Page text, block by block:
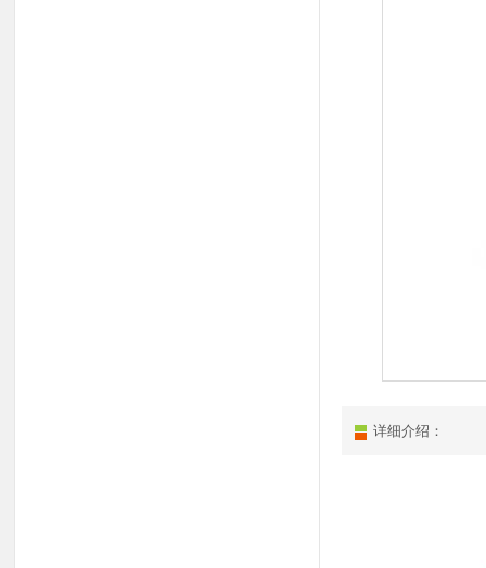
详细介绍：